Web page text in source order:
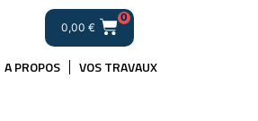
0,00 €
0
A PROPOS VOS TRAVAUX